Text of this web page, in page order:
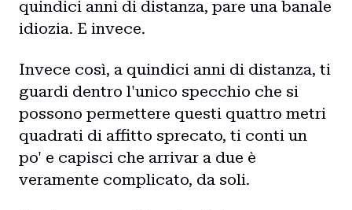
quindici anni di distanza, pare una banale
idiozia. E invece.
Invece così, a quindici anni di distanza, ti
guardi dentro l'unico specchio che si
possono permettere questi quattro metri
quadrati di affitto sprecato, ti conti un
po' e capisci che arrivar a due è
veramente complicato, da soli.